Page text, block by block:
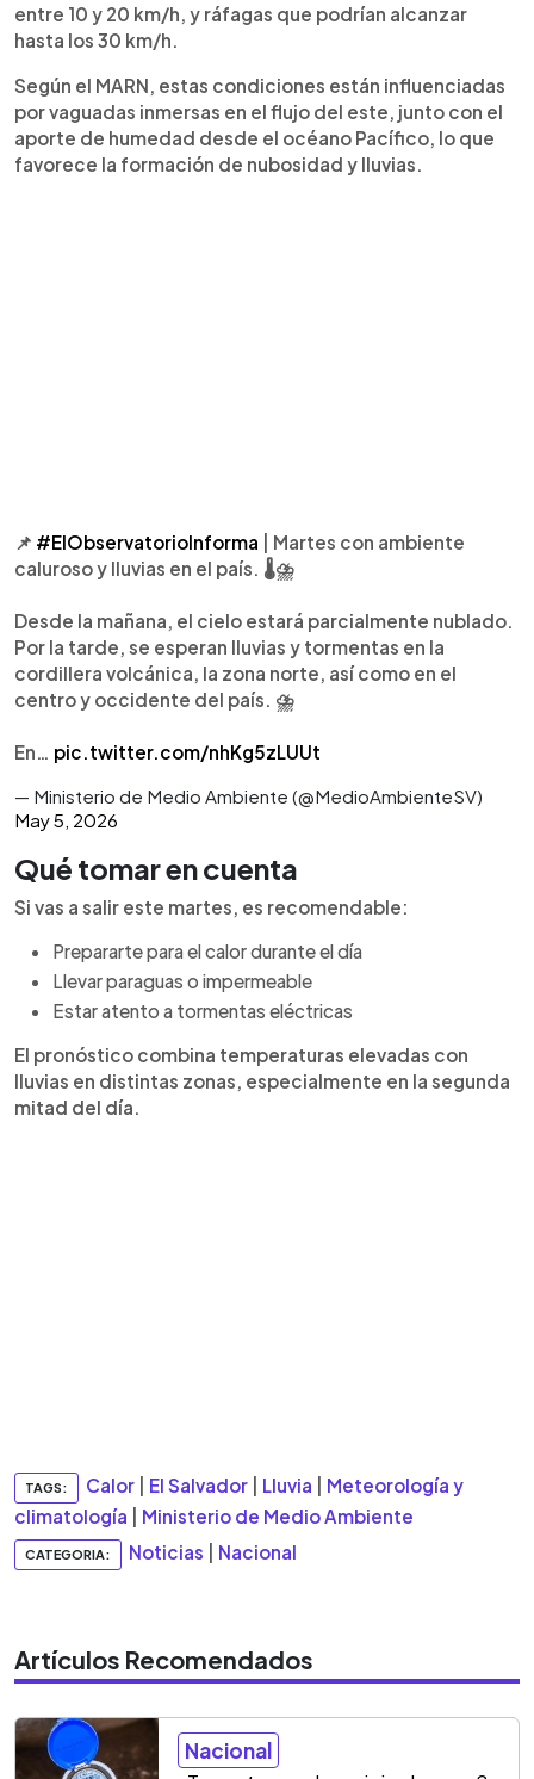
entre 10 y 20 km/h, y ráfagas que podrían alcanzar
hasta los 30 km/h.
Según el MARN, estas condiciones están influenciadas
por vaguadas inmersas en el flujo del este, junto con el
aporte de humedad desde el océano Pacífico, lo que
favorece la formación de nubosidad y lluvias.
📌 #ElObservatorioInforma | Martes con ambiente
caluroso y lluvias en el país. 🌡️⛈️
Desde la mañana, el cielo estará parcialmente nublado.
Por la tarde, se esperan lluvias y tormentas en la
cordillera volcánica, la zona norte, así como en el
centro y occidente del país. ⛈️
En… pic.twitter.com/nhKg5zLUUt
— Ministerio de Medio Ambiente (@MedioAmbienteSV)
May 5, 2026
Qué tomar en cuenta
Si vas a salir este martes, es recomendable:
Prepararte para el calor durante el día
Llevar paraguas o impermeable
Estar atento a tormentas eléctricas
El pronóstico combina temperaturas elevadas con
lluvias en distintas zonas, especialmente en la segunda
mitad del día.
TAGS: Calor El Salvador Lluvia
Meteorología y
climatología
Ministerio de Medio Ambiente
CATEGORIA: Noticias Nacional
Artículos Recomendados
Nacional